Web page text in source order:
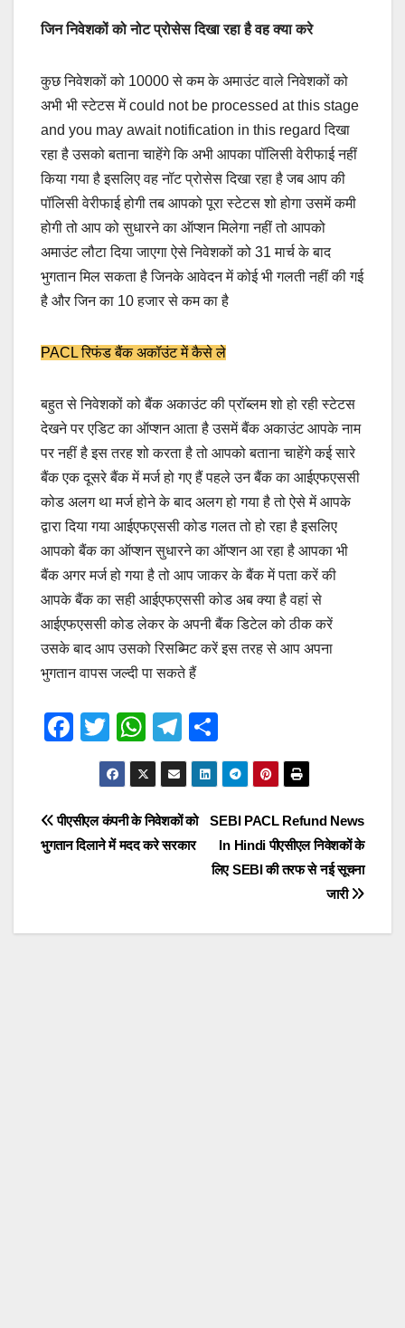
जिन निवेशकों को नोट प्रोसेस दिखा रहा है वह क्या करे
कुछ निवेशकों को 10000 से कम के अमाउंट वाले निवेशकों को
अभी भी स्टेटस में could not be processed at this stage
and you may await notification in this regard दिखा
रहा है उसको बताना चाहेंगे कि अभी आपका पॉलिसी वेरीफाई नहीं
किया गया है इसलिए वह नॉट प्रोसेस दिखा रहा है जब आप की
पॉलिसी वेरीफाई होगी तब आपको पूरा स्टेटस शो होगा उसमें कमी
होगी तो आप को सुधारने का ऑप्शन मिलेगा नहीं तो आपको
अमाउंट लौटा दिया जाएगा ऐसे निवेशकों को 31 मार्च के बाद
भुगतान मिल सकता है जिनके आवेदन में कोई भी गलती नहीं की गई
है और जिन का 10 हजार से कम का है
PACL रिफंड बैंक अकॉउंट में कैसे ले
बहुत से निवेशकों को बैंक अकाउंट की प्रॉब्लम शो हो रही स्टेटस
देखने पर एडिट का ऑप्शन आता है उसमें बैंक अकाउंट आपके नाम
पर नहीं है इस तरह शो करता है तो आपको बताना चाहेंगे कई सारे
बैंक एक दूसरे बैंक में मर्ज हो गए हैं पहले उन बैंक का आईएफएससी
कोड अलग था मर्ज होने के बाद अलग हो गया है तो ऐसे में आपके
द्वारा दिया गया आईएफएससी कोड गलत तो हो रहा है इसलिए
आपको बैंक का ऑप्शन सुधारने का ऑप्शन आ रहा है आपका भी
बैंक अगर मर्ज हो गया है तो आप जाकर के बैंक में पता करें की
आपके बैंक का सही आईएफएससी कोड अब क्या है वहां से
आईएफएससी कोड लेकर के अपनी बैंक डिटेल को ठीक करें
उसके बाद आप उसको रिसब्मिट करें इस तरह से आप अपना
भुगतान वापस जल्दी पा सकते हैं
F
e
b
k
T
wi
tt
er
W
h
at
s
A
T
el
e
gr
a
h
ar
e
Post
navigation
SEBI PACL Refund News
In Hindi पीएसीएल निवेशकों के
लिए SEBI की तरफ से नई सूचना
जारी
पीएसीएल कंपनी के निवेशकों को
भुगतान दिलाने में मदद करे सरकार